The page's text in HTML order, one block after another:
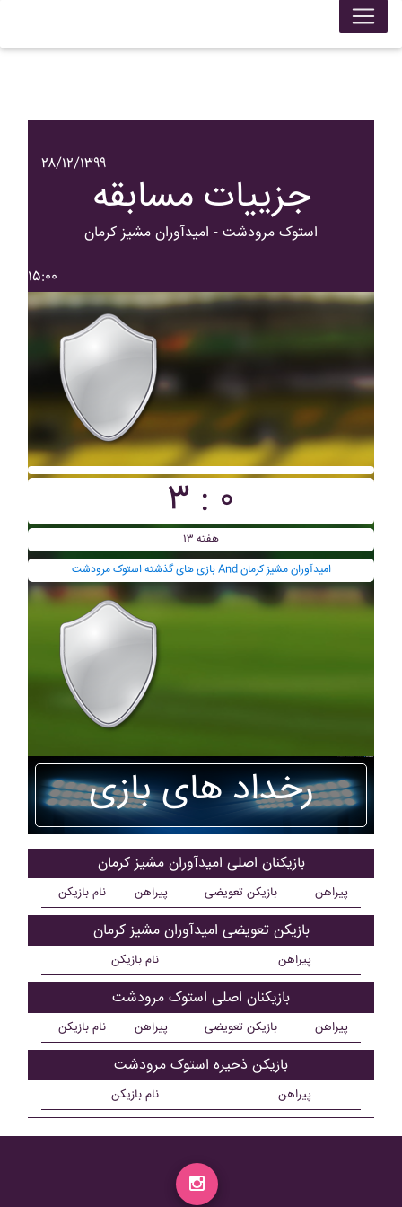
۲۸/۱۲/۱۳۹۹
جزییات مسابقه
استوک مرودشت - اميدآوران مشيز کرمان
۱۵:۰۰
۳ : ۰
هفته ۱۳
بازی های گذشته استوک مرودشت And اميدآوران مشيز کرمان
رخداد های بازی
بازیکنان اصلی اميدآوران مشيز کرمان
نام بازیکن پیراهن بازیکن تعویضی پیراهن
بازیکن تعویضی اميدآوران مشيز کرمان
نام بازیکن پیراهن
بازیکنان اصلی استوک مرودشت
نام بازیکن پیراهن بازیکن تعویضی پیراهن
بازیکن ذحیره استوک مرودشت
نام بازیکن پیراهن